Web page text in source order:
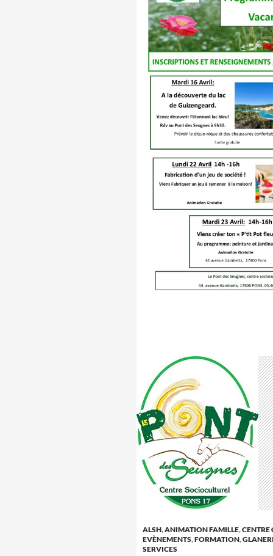
ALSH,ANIMATION FAMILLE,CENTRE
EVÈNEMENTS,FORMATION,
SERVICES